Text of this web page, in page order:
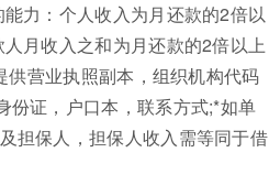
力：个人收入为月还款的2倍以
月收入之和为月还款的2倍以上
营业执照副本，组织机构代码
份证，户口本，联系方式;*如单
担保人，担保人收入需等同于借